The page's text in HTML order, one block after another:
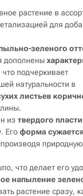
растение в
для
зеленого
дополнены
подчеркивает
натуральности в
листьев
из твердого
Его форма
природную
что делает его
напыление
растение сразу,